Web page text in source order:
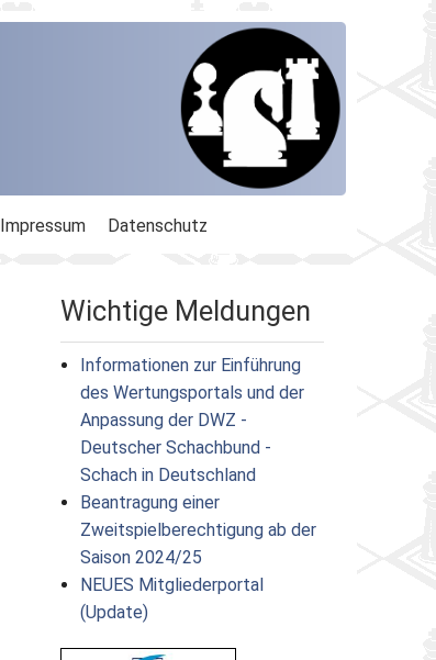
Impressum Datenschutz
Wichtige Meldungen
Informationen zur Einführung
des Wertungsportals und der
Anpassung der DWZ -
Deutscher Schachbund -
Schach in Deutschland
Beantragung einer
Zweitspielberechtigung ab der
Saison 2024/25
NEUES Mitgliederportal
(Update)